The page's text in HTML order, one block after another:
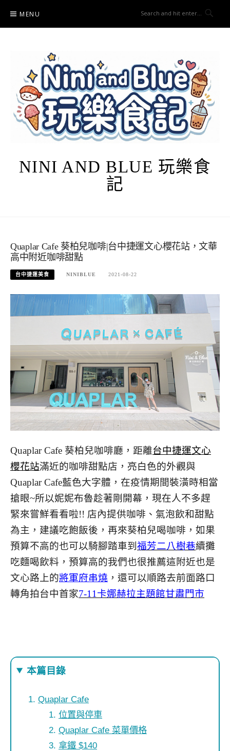
content
MENU
NINI AND BLUE 玩樂食
記
Quaplar Cafe 葵柏兒咖啡|台中捷運文心櫻花站，文華
高中附近咖啡甜點
台中捷運美食 NINIBLUE 2021-08-22
Quaplar Cafe 葵柏兒咖啡廳，距離台中捷運文心
櫻花站滿近的咖啡甜點店，亮白色的外觀與
Quaplar Cafe藍色大字體，在疫情期間裝潢時相當
搶眼~所以妮妮布魯趁著剛開幕，現在人不多趕
緊來嘗鮮看看啦!! 店內提供咖啡、氣泡飲和甜點
為主，建議吃飽飯後，再來葵柏兒喝咖啡，如果
預算不高的也可以騎腳踏車到 福芳二八樹巷續攤
吃麵喝飲料，預算高的我們也很推薦這附近也是
文心路上的將軍府串燒 ，還可以順路去前面路口
轉角拍台中首家7-11卡娜赫拉主題館甘肅門市
本篇目錄
Quaplar Cafe
位置與停車
Quaplar Cafe 菜單價格
拿鐵 $140